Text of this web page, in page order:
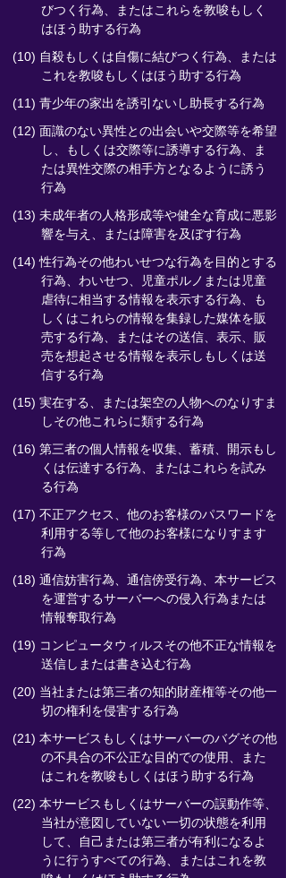
びつく行為、またはこれらを教唆もしく
はほう助する行為
(10) 自殺もしくは自傷に結びつく行為、または
これを教唆もしくはほう助する行為
(11) 青少年の家出を誘引ないし助長する行為
(12) 面識のない異性との出会いや交際等を希望
し、もしくは交際等に誘導する行為、ま
たは異性交際の相手方となるように誘う
行為
(13) 未成年者の人格形成等や健全な育成に悪影
響を与え、または障害を及ぼす行為
(14) 性行為その他わいせつな行為を目的とする
行為、わいせつ、児童ポルノまたは児童
虐待に相当する情報を表示する行為、も
しくはこれらの情報を集録した媒体を販
売する行為、またはその送信、表示、販
売を想起させる情報を表示しもしくは送
信する行為
(15) 実在する、または架空の人物へのなりすま
しその他これらに類する行為
(16) 第三者の個人情報を収集、蓄積、開示もし
くは伝達する行為、またはこれらを試み
る行為
(17) 不正アクセス、他のお客様のパスワードを
利用する等して他のお客様になりすます
行為
(18) 通信妨害行為、通信傍受行為、本サービス
を運営するサーバーへの侵入行為または
情報奪取行為
(19) コンピュータウィルスその他不正な情報を
送信しまたは書き込む行為
(20) 当社または第三者の知的財産権等その他一
切の権利を侵害する行為
(21) 本サービスもしくはサーバーのバグその他
の不具合の不公正な目的での使用、また
はこれを教唆もしくはほう助する行為
(22) 本サービスもしくはサーバーの誤動作等、
当社が意図していない一切の状態を利用
して、自己または第三者が有利になるよ
うに行うすべての行為、またはこれを教